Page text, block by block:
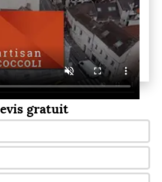
gratuit